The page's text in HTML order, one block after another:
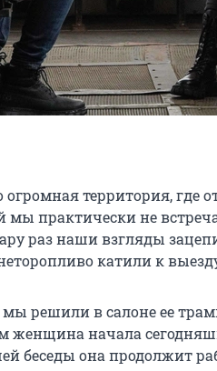
огромная территория, где
практически не
раз наши взгляды
катили к
решили в салоне ее
женщина начала
беседы она продолжит